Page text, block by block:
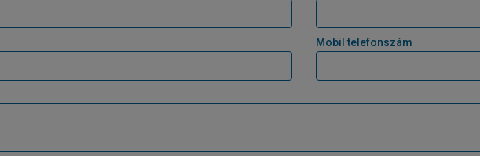
Mobil telefonszám